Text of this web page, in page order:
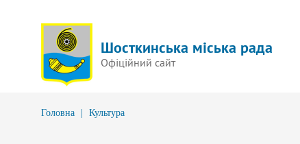
Шосткинська міська рада
Офіційний сайт
Головна Культура